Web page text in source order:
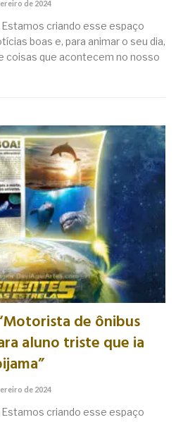
de 2024
criando esse espaço
boas e, para animar o seu dia,
coisas que acontecem no nosso
de ônibus
aluno triste que ia
de 2024
criando esse espaço